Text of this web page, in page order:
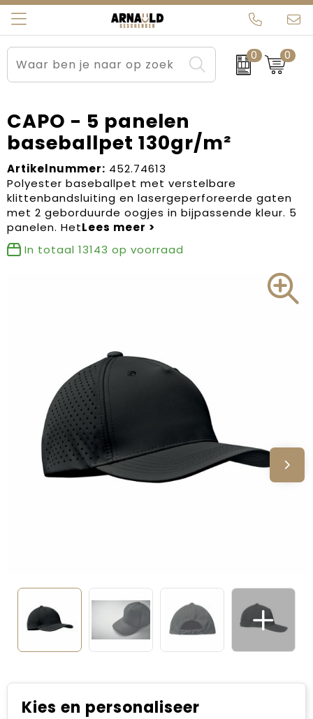
0 0
Relatiegeschenken
Sportkleding
Werkkleding
Kleding en textiel
Tassen
Beurs en Evenementen
Brievenbuspakketten
Carnaval
Dag van de Zorg
Kerstartikelen
Kerstpakketten
Verjaardagen
Voetbal, EK en WK
Voor de bouw
Zomergeschenken
Arnauld Kerstpakketten
MijnEigenKadootje
Ons team
Contact
Blogs
CAPO - 5 panelen
baseballpet 130gr/m²
Artikelnummer: 452.74613
Polyester baseballpet met verstelbare
klittenbandsluiting en lasergeperforeerde gaten
met 2 geborduurde oogjes in bijpassende kleur. 5
panelen. Het
In totaal 13143 op voorraad
Kies en personaliseer